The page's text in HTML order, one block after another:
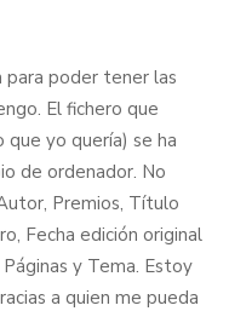
para poder tener las
El fichero que
yo quería) se ha
de ordenador. No
Premios, Título
Fecha edición original
y Tema. Estoy
a quien me pueda